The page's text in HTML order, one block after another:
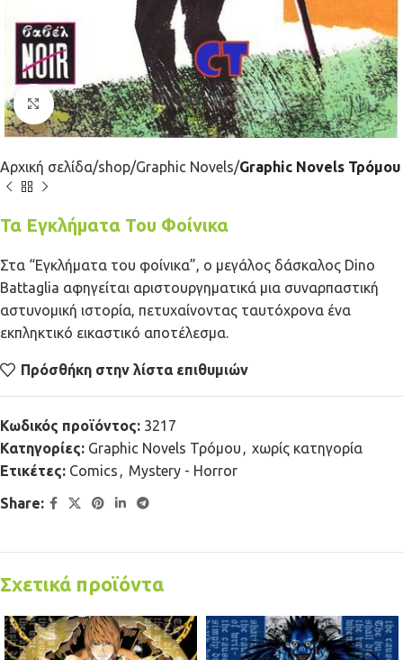
Κλικ για μεγέθυνση
Αρχική σελίδα shop Graphic Novels Graphic Novels Τρόμου
Τα Εγκλήματα Του Φοίνικα
Στα “Εγκλήματα του φοίνικα”, ο μεγάλος δάσκαλος Dino
Battaglia αφηγείται αριστουργηματικά μια συναρπαστική
αστυνομική ιστορία, πετυχαίνοντας ταυτόχρονα ένα
εκπληκτικό εικαστικό αποτέλεσμα.
Πρόσθήκη στην λίστα επιθυμιών
Κωδικός προϊόντος: 3217
Κατηγορίες: Graphic Novels Τρόμου , χωρίς κατηγορία
Ετικέτες: Comics , Mystery - Horror
Share:
Σχετικά προϊόντα